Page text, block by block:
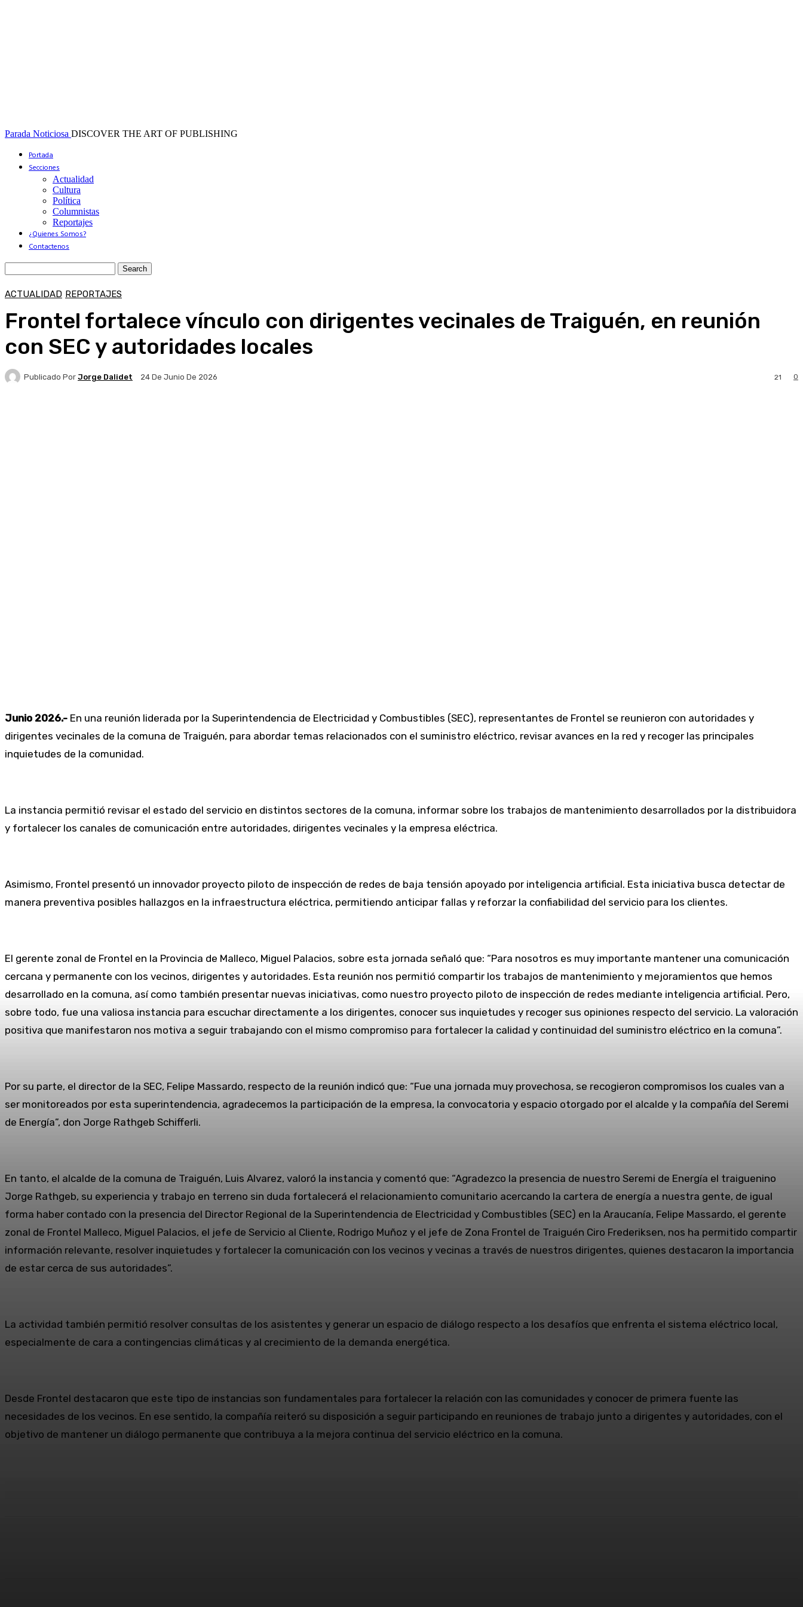
Parada Noticiosa DISCOVER THE ART OF PUBLISHING
Portada
Secciones
Actualidad
Cultura
Política
Columnistas
Reportajes
¿Quienes Somos?
Contactenos
ACTUALIDAD REPORTAJES
Frontel fortalece vínculo con dirigentes vecinales de Traiguén, en reunión
con SEC y autoridades locales
Publicado Por Jorge Dalidet 24 De Junio De 2026 0
21
Junio 2026.- En una reunión liderada por la Superintendencia de Electricidad y Combustibles (SEC), representantes de Frontel se reunieron con autoridades y
dirigentes vecinales de la comuna de Traiguén, para abordar temas relacionados con el suministro eléctrico, revisar avances en la red y recoger las principales
inquietudes de la comunidad.
La instancia permitió revisar el estado del servicio en distintos sectores de la comuna, informar sobre los trabajos de mantenimiento desarrollados por la distribuidora
y fortalecer los canales de comunicación entre autoridades, dirigentes vecinales y la empresa eléctrica.
Asimismo, Frontel presentó un innovador proyecto piloto de inspección de redes de baja tensión apoyado por inteligencia artificial. Esta iniciativa busca detectar de
manera preventiva posibles hallazgos en la infraestructura eléctrica, permitiendo anticipar fallas y reforzar la confiabilidad del servicio para los clientes.
El gerente zonal de Frontel en la Provincia de Malleco, Miguel Palacios, sobre esta jornada señaló que: “Para nosotros es muy importante mantener una comunicación
cercana y permanente con los vecinos, dirigentes y autoridades. Esta reunión nos permitió compartir los trabajos de mantenimiento y mejoramientos que hemos
desarrollado en la comuna, así como también presentar nuevas iniciativas, como nuestro proyecto piloto de inspección de redes mediante inteligencia artificial. Pero,
sobre todo, fue una valiosa instancia para escuchar directamente a los dirigentes, conocer sus inquietudes y recoger sus opiniones respecto del servicio. La valoración
positiva que manifestaron nos motiva a seguir trabajando con el mismo compromiso para fortalecer la calidad y continuidad del suministro eléctrico en la comuna”.
Por su parte, el director de la SEC, Felipe Massardo, respecto de la reunión indicó que: “Fue una jornada muy provechosa, se recogieron compromisos los cuales van a
ser monitoreados por esta superintendencia, agradecemos la participación de la empresa, la convocatoria y espacio otorgado por el alcalde y la compañía del Seremi
de Energía”, don Jorge Rathgeb Schifferli.
En tanto, el alcalde de la comuna de Traiguén, Luis Alvarez, valoró la instancia y comentó que: “Agradezco la presencia de nuestro Seremi de Energía el traiguenino
Jorge Rathgeb, su experiencia y trabajo en terreno sin duda fortalecerá el relacionamiento comunitario acercando la cartera de energía a nuestra gente, de igual
forma haber contado con la presencia del Director Regional de la Superintendencia de Electricidad y Combustibles (SEC) en la Araucanía, Felipe Massardo, el gerente
zonal de Frontel Malleco, Miguel Palacios, el jefe de Servicio al Cliente, Rodrigo Muñoz y el jefe de Zona Frontel de Traiguén Ciro Frederiksen, nos ha permitido compartir
información relevante, resolver inquietudes y fortalecer la comunicación con los vecinos y vecinas a través de nuestros dirigentes, quienes destacaron la importancia
de estar cerca de sus autoridades”.
La actividad también permitió resolver consultas de los asistentes y generar un espacio de diálogo respecto a los desafíos que enfrenta el sistema eléctrico local,
especialmente de cara a contingencias climáticas y al crecimiento de la demanda energética.
Desde Frontel destacaron que este tipo de instancias son fundamentales para fortalecer la relación con las comunidades y conocer de primera fuente las
necesidades de los vecinos. En ese sentido, la compañía reiteró su disposición a seguir participando en reuniones de trabajo junto a dirigentes y autoridades, con el
objetivo de mantener un diálogo permanente que contribuya a la mejora continua del servicio eléctrico en la comuna.